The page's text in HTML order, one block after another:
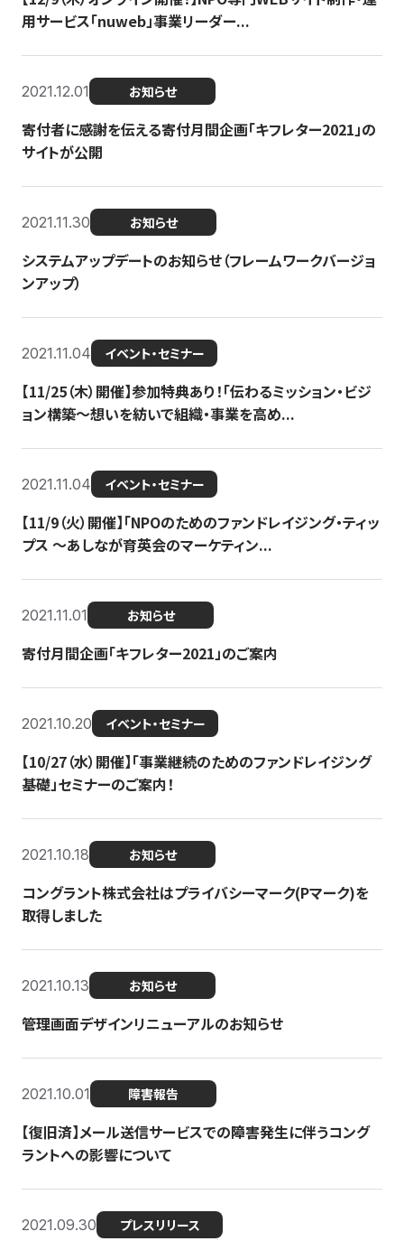
用サービス「nuweb」事業リーダー...
2021.12.01 お知らせ
寄付者に感謝を伝える寄付月間企画「キフレター2021」の
サイトが公開
2021.11.30 お知らせ
システムアップデートのお知らせ（フレームワークバージョ
ンアップ）
2021.11.04 イベント・セミナー
【11/25（木）開催】参加特典あり！「伝わるミッション・ビジ
ョン構築〜想いを紡いで組織・事業を高め...
2021.11.04 イベント・セミナー
【11/9（火）開催】「NPOのためのファンドレイジング・ティッ
プス 〜あしなが育英会のマーケティン...
2021.11.01 お知らせ
寄付月間企画「キフレター2021」のご案内
2021.10.20 イベント・セミナー
【10/27（水）開催】「事業継続のためのファンドレイジング
基礎」セミナーのご案内！
2021.10.18 お知らせ
コングラント株式会社はプライバシーマーク(Pマーク)を
取得しました
2021.10.13 お知らせ
管理画面デザインリニューアルのお知らせ
2021.10.01 障害報告
【復旧済】メール送信サービスでの障害発生に伴うコング
ラントへの影響について
2021.09.30 プレスリリース